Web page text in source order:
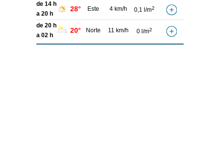
de 14 h
a 20 h
28° Este 4 km/h 0,1 l/m2
de 20 h
a 02 h
20° Norte 11 km/h 0 l/m2